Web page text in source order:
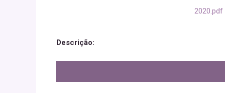
2020.pdf
Descrição: